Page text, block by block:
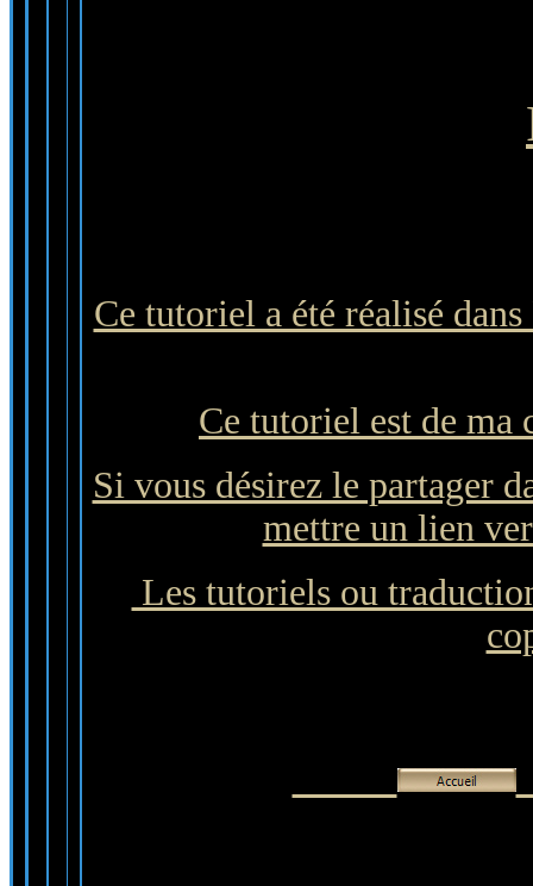
Ce tutoriel a été réalisé
Ce tutoriel est de ma
Si vous désirez le partager
mettre un lien
Les tutoriels ou